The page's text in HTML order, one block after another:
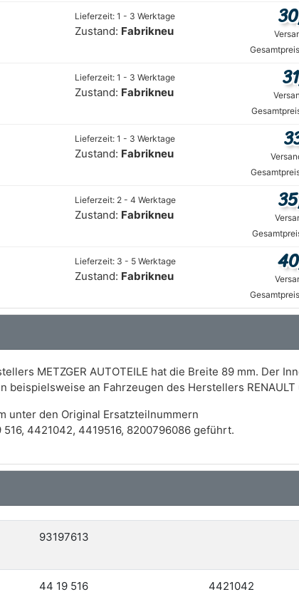
Lieferzeit: 1 - 3 Werktage
Zustand: Fabrikneu
Lieferzeit: 1 - 3 Werktage
Zustand: Fabrikneu
Lieferzeit: 1 - 3 Werktage
Zustand: Fabrikneu
Lieferzeit: 2 - 4 Werktage
Zustand: Fabrikneu
Lieferzeit: 3 - 5 Werktage
Zustand: Fabrikneu
METZGER AUTOTEILE hat die Breite 89 mm. Der
beispielsweise an Fahrzeugen des Herstellers
unter den Original Ersatzteilnummern
4421042, 4419516, 8200796086 geführt.
93197613
44 19 516 4421042